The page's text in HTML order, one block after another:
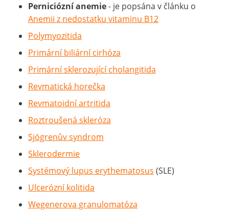
Perniciózní anemie- je popsána v článku o
Anemii z nedostatku vitaminu B12
Polymyozitida
Primární biliární cirhóza
Primární sklerozující cholangitida
Revmatická horečka
Revmatoidní artritida
Roztroušená skleróza
Sjögrenův syndrom
Sklerodermie
Systémový lupus erythematosus (SLE)
Ulcerózní kolitida
Wegenerova granulomatóza